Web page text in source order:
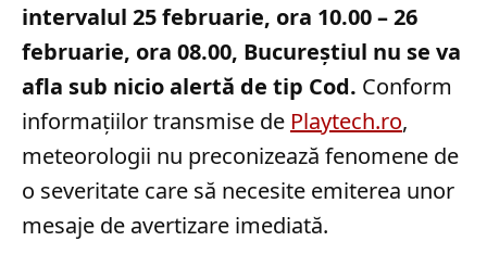
intervalul 25 februarie, ora 10.00 – 26
februarie, ora 08.00, Bucureștiul nu se va
afla sub nicio alertă de tip Cod. Conform
informațiilor transmise de Playtech.ro,
meteorologii nu preconizează fenomene de
o severitate care să necesite emiterea unor
mesaje de avertizare imediată.